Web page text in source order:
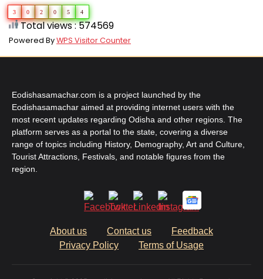
3 0 2 0 5 4
Total views : 574569
Powered ByWPS Visitor Counter
Eodishasamachar.com is a project launched by the
Eodishasamachar aimed at providing internet users with the
most recent updates regarding Odisha and other regions. The
platform serves as a portal to the state, covering a diverse
range of topics including History, Demography, Art and Culture,
Tourist Attractions, Festivals, and notable figures from the
region.
About us Contact us
Feedback
Privacy Policy
Terms of Usage